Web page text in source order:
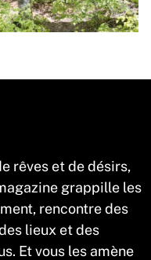
rêves et de désirs,
grappille les
rencontre des
lieux et des
Et vous les amène